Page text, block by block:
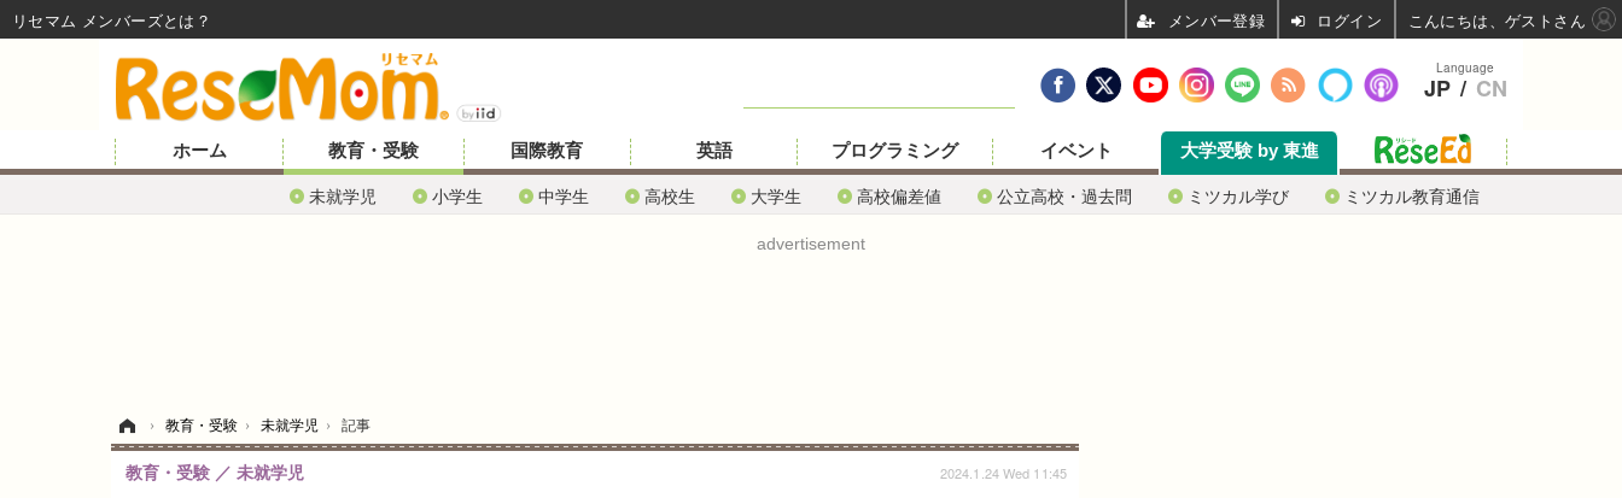
ホーム 教育・受験
未就学児 小学生 中学生 高校生 大学生 高校偏差値 公立高校・過去問 ミツカル学び ミツカル教育通信
国際教育 英語 プログラミング イベント 大学受験 by 東進
advertisement
› 教育・受験 › 未就学児 › 記事
教育・受験 未就学児 2024.1.24 Wed 11:45
Language
JP / CN
リセマム メンバーズ ログイン こんにちは、ゲストさん